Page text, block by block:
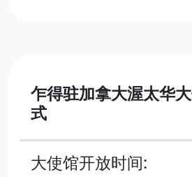
乍得驻加拿大渥太华
式
大使馆开放时间: